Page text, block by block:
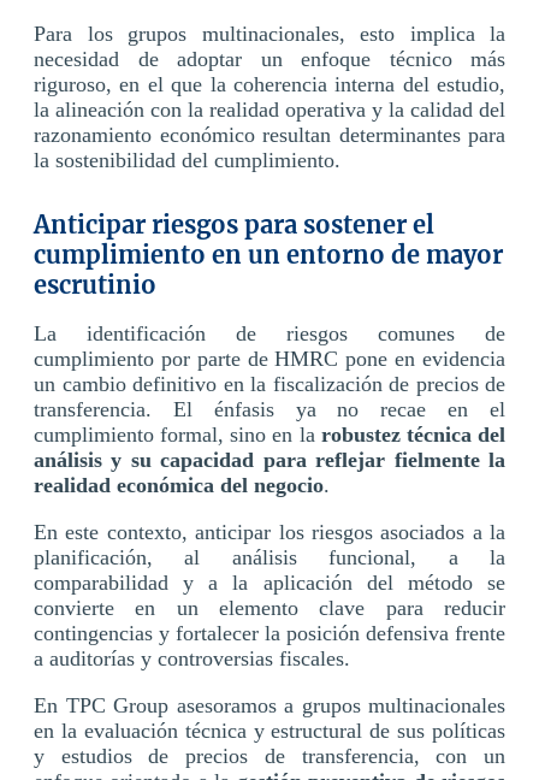
Para los grupos multinacionales, esto implica la
necesidad de adoptar un enfoque técnico más
riguroso, en el que la coherencia interna del estudio,
la alineación con la realidad operativa y la calidad del
razonamiento económico resultan determinantes para
la sostenibilidad del cumplimiento.
Anticipar riesgos para sostener el
cumplimiento en un entorno de mayor
escrutinio
La identificación de riesgos comunes de
cumplimiento por parte de HMRC pone en evidencia
un cambio definitivo en la fiscalización de precios de
transferencia. El énfasis ya no recae en el
cumplimiento formal, sino en la robustez técnica del
análisis y su capacidad para reflejar fielmente la
realidad económica del negocio.
En este contexto, anticipar los riesgos asociados a la
planificación, al análisis funcional, a la
comparabilidad y a la aplicación del método se
convierte en un elemento clave para reducir
contingencias y fortalecer la posición defensiva frente
a auditorías y controversias fiscales.
En TPC Group asesoramos a grupos multinacionales
en la evaluación técnica y estructural de sus políticas
y estudios de precios de transferencia, con un